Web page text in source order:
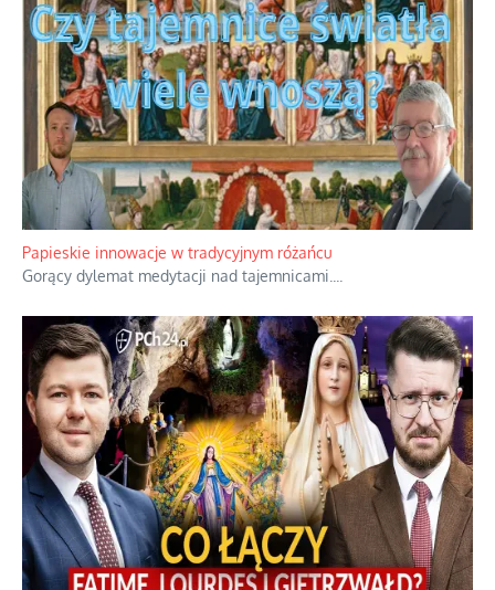
Papieskie innowacje w tradycyjnym różańcu
Gorący dylemat medytacji nad tajemnicami....